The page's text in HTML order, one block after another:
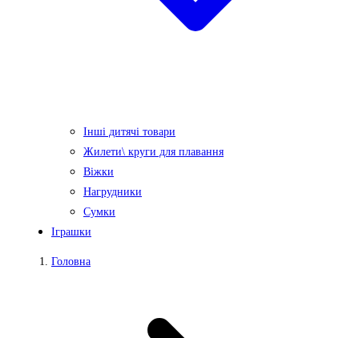
Інші дитячі товари
Жилети\ круги для плавання
Віжки
Нагрудники
Сумки
Іграшки
Головна